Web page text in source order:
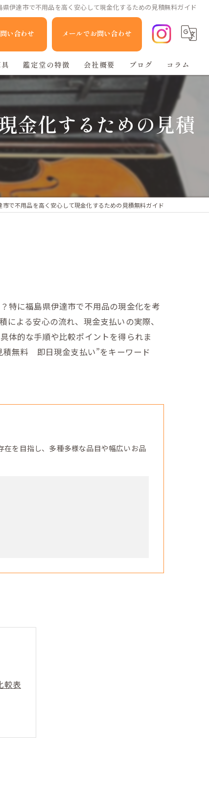
県伊達市で不用品を高く安心して現金化するための見積無料ガイド
い合わせ メールでお問い合わせ
鑑定堂の特徴
家電
人形
ブランド品
不用品回収
会社概要 ブログ コラム
金化するための見積
市で不用品を高く安心して現金化するための見積無料ガイド
特に福島県伊達市で不用品の現金化を考
よる安心の流れ、現金支払いの実際、
体的な手順や比較ポイントを得られま
無料 即日現金支払い”をキーワード
を目指し、多種多様な品目や幅広いお品
較表